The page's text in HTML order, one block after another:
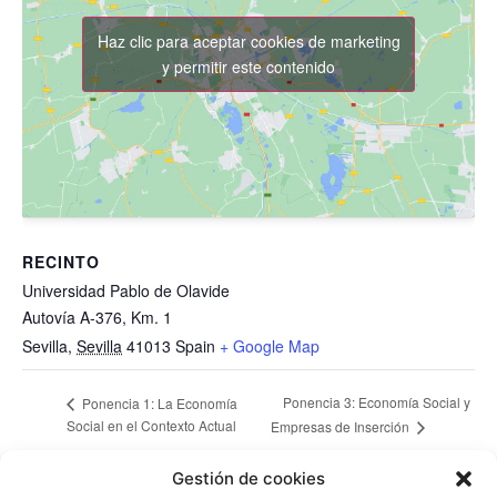
Gestión de cookies
RECINTO
Universidad Pablo de Olavide
Autovía A-376, Km. 1
Sevilla, Sevilla 41013 Spain + Google Map
Haz clic para aceptar cookies de marketing
y permitir este contenido
Ponencia 1: La Economía
Social en el Contexto Actual
Ponencia 3: Economía Social y
Empresas de Inserción